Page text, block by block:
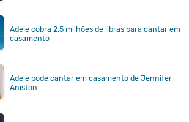
Adele cobra 2,5 milhões de libras para cantar em
casamento
Adele pode cantar em casamento de Jennifer
Aniston